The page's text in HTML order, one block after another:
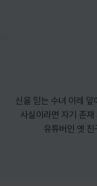
신을 믿는 수녀 이레 앞
사실이라면 자기 존
유튜버인 옛 친